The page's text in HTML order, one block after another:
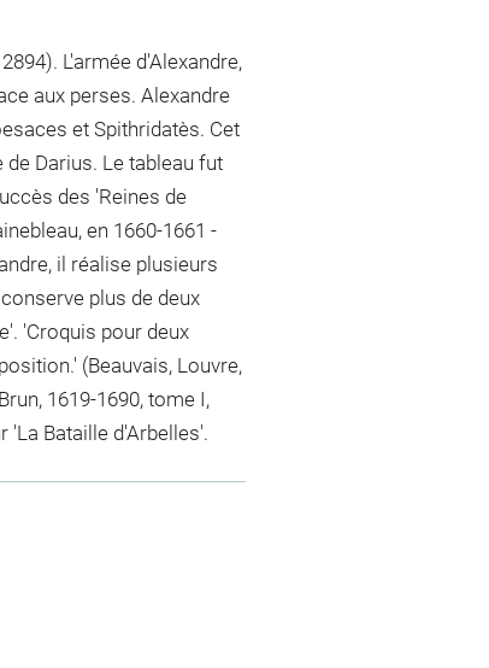
L'armée d'Alexandre,
aux perses. Alexandre
et Spithridatès. Cet
Darius. Le tableau fut
des 'Reines de
en 1660-1661 -
il réalise plusieurs
plus de deux
'Croquis pour deux
(Beauvais, Louvre,
1619-1690, tome I,
'La Bataille d'Arbelles'.